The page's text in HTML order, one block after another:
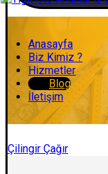
Anasayfa
Biz Kimiz ?
Hizmetler
Blog
İletişim
Çilingir Çağır